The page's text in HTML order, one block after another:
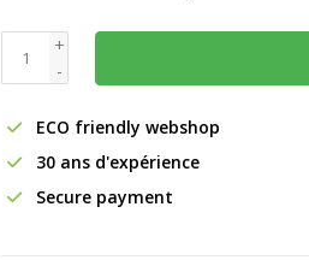
+
-
ECO friendly webshop
30 ans d'expérience
Secure payment